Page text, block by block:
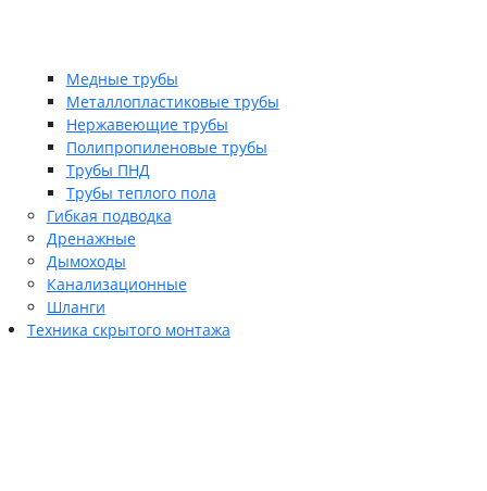
Медные трубы
Металлопластиковые трубы
Нержавеющие трубы
Полипропиленовые трубы
Трубы ПНД
Трубы теплого пола
Гибкая подводка
Дренажные
Дымоходы
Канализационные
Шланги
Техника скрытого монтажа